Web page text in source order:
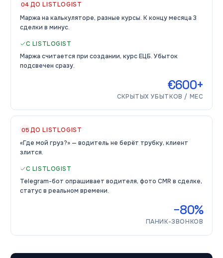
04 ДО LISTLOGIST
Маржа на калькуляторе, разные курсы. К концу месяца 3
сделки в минус.
С LISTLOGIST
Маржа считается при создании, курс ЕЦБ. Убыток
подсвечен сразу.
€600+
СКРЫТЫХ УБЫТКОВ / МЕС
05 ДО LISTLOGIST
«Где мой груз?» — водитель не берёт трубку, клиент
злится.
С LISTLOGIST
Telegram-бот опрашивает водителя, фото CMR в сделке,
статус в реальном времени.
−80%
ПАНИК-ЗВОНКОВ